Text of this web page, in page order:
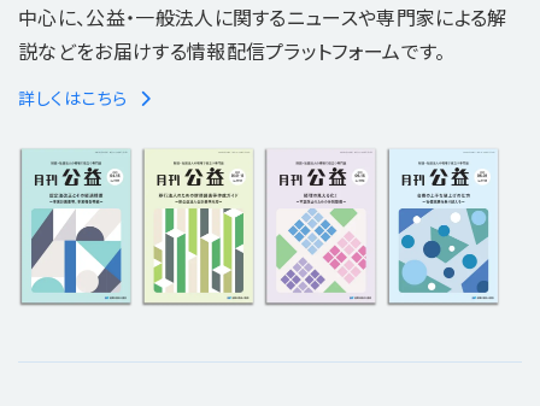
中心に、公益・一般法人に関するニュースや専門家による解
説などをお届けする情報配信プラットフォームです。
詳しくはこちら